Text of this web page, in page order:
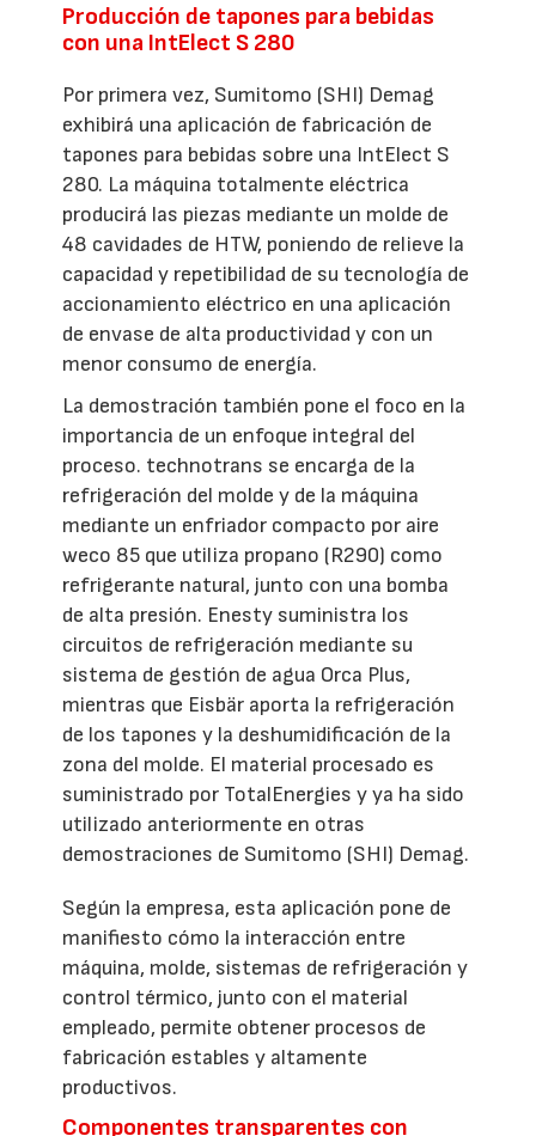
Producción de tapones para bebidas
con una IntElect S 280
Por primera vez, Sumitomo (SHI) Demag
exhibirá una aplicación de fabricación de
tapones para bebidas sobre una IntElect S
280. La máquina totalmente eléctrica
producirá las piezas mediante un molde de
48 cavidades de HTW, poniendo de relieve la
capacidad y repetibilidad de su tecnología de
accionamiento eléctrico en una aplicación
de envase de alta productividad y con un
menor consumo de energía.
La demostración también pone el foco en la
importancia de un enfoque integral del
proceso. technotrans se encarga de la
refrigeración del molde y de la máquina
mediante un enfriador compacto por aire
weco 85 que utiliza propano (R290) como
refrigerante natural, junto con una bomba
de alta presión. Enesty suministra los
circuitos de refrigeración mediante su
sistema de gestión de agua Orca Plus,
mientras que Eisbär aporta la refrigeración
de los tapones y la deshumidificación de la
zona del molde. El material procesado es
suministrado por TotalEnergies y ya ha sido
utilizado anteriormente en otras
demostraciones de Sumitomo (SHI) Demag.
Según la empresa, esta aplicación pone de
manifiesto cómo la interacción entre
máquina, molde, sistemas de refrigeración y
control térmico, junto con el material
empleado, permite obtener procesos de
fabricación estables y altamente
productivos.
Componentes transparentes con